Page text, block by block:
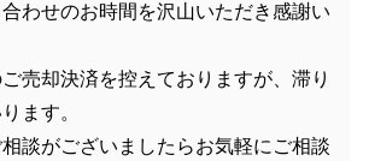
わせのお時間を沢山いただき感謝い
売却決済を控えておりますが、滞り
ます。
談がございましたらお気軽にご相談